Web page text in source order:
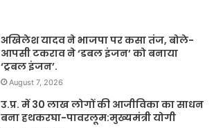
अखिलेश यादव ने भाजपा पर कसा तंज, बोले-
आपसी टकराव ने ‘डबल इंजन’ को बनाया
‘ट्रबल इंजन’.
August 7, 2026
उ.प्र. में 30 लाख लोगों की आजीविका का साधन
बना हथकरघा-पावरलूम:मुख्यमंत्री योगी